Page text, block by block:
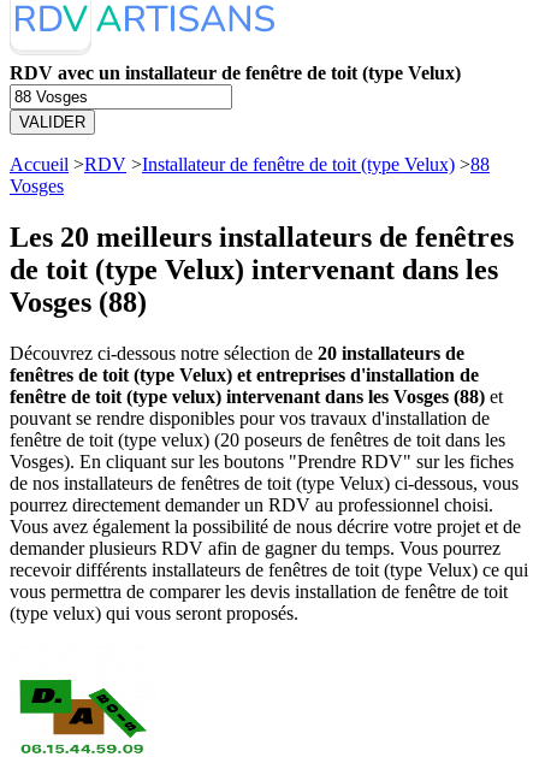
RDV avec un installateur de fenêtre de toit (type Velux)
VALIDER
Accueil >RDV >Installateur de fenêtre de toit (type Velux) >88
Vosges
Les 20 meilleurs installateurs de fenêtres
de toit (type Velux) intervenant dans les
Vosges (88)
Découvrez ci-dessous notre sélection de 20 installateurs de
fenêtres de toit (type Velux) et entreprises d'installation de
fenêtre de toit (type velux) intervenant dans les Vosges (88) et
pouvant se rendre disponibles pour vos travaux d'installation de
fenêtre de toit (type velux) (20 poseurs de fenêtres de toit dans les
Vosges). En cliquant sur les boutons "Prendre RDV" sur les fiches
de nos installateurs de fenêtres de toit (type Velux) ci-dessous, vous
pourrez directement demander un RDV au professionnel choisi.
Vous avez également la possibilité de nous décrire votre projet et de
demander plusieurs RDV afin de gagner du temps. Vous pourrez
recevoir différents installateurs de fenêtres de toit (type Velux) ce qui
vous permettra de comparer les devis installation de fenêtre de toit
(type velux) qui vous seront proposés.